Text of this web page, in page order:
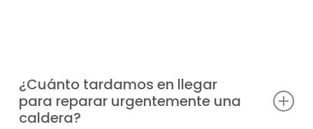
¿Cuánto tardamos en llegar
para reparar urgentemente una
caldera?